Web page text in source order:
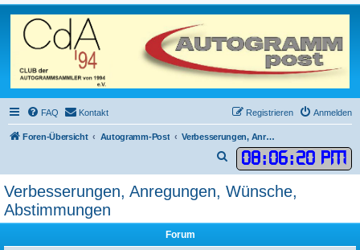
FAQ Kontakt Anmelden
Registrieren
Foren-Übersicht Autogramm-Post Verbesserungen, Anregungen, Wünsche, Abstimmungen
08:06:20 PM
u
c
Verbesserungen, Anregungen, Wünsche,
Abstimmungen
Forum